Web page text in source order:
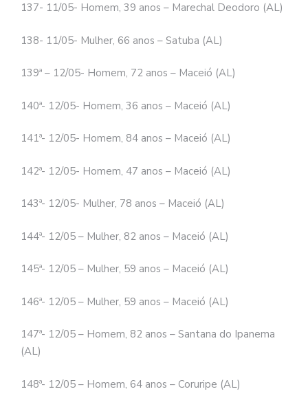
137- 11/05- Homem, 39 anos – Marechal Deodoro (AL)
138- 11/05- Mulher, 66 anos – Satuba (AL)
139ª – 12/05- Homem, 72 anos – Maceió (AL)
140ª- 12/05- Homem, 36 anos – Maceió (AL)
141ª- 12/05- Homem, 84 anos – Maceió (AL)
142ª- 12/05- Homem, 47 anos – Maceió (AL)
143ª- 12/05- Mulher, 78 anos – Maceió (AL)
144ª- 12/05 – Mulher, 82 anos – Maceió (AL)
145ª- 12/05 – Mulher, 59 anos – Maceió (AL)
146ª- 12/05 – Mulher, 59 anos – Maceió (AL)
147ª- 12/05 – Homem, 82 anos – Santana do Ipanema
(AL)
148ª- 12/05 – Homem, 64 anos – Coruripe (AL)